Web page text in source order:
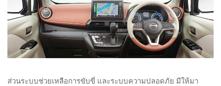
ส่วนระบบช่วยเหลือการขับขี่ และระบบความปลอดภัย มีให้มา